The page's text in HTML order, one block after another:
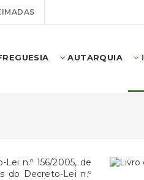
AUTARQUIA
n.º 156/2005, de
do Decreto-Lei n.º